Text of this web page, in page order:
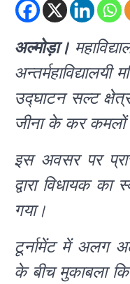
अल्मोड़ा।
अन्तर्महाविद्यालयी
उद्घाटन सल्ट
जीना के कर कमलों
इस अवसर पर
द्वारा विधायक
गया।
टूर्नामेंट में अलग
के बीच मुकाबला